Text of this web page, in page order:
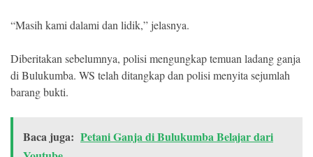
“Masih kami dalami dan lidik,” jelasnya.
Diberitakan sebelumnya, polisi mengungkap temuan ladang ganja
di Bulukumba. WS telah ditangkap dan polisi menyita sejumlah
barang bukti.
Baca juga: Petani Ganja di Bulukumba Belajar dari